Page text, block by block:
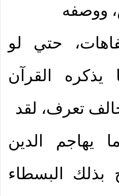
ووصفه
حتي لو
القرآن
تعرف، لقد
يهاجم الدين
بذلك البسطاء